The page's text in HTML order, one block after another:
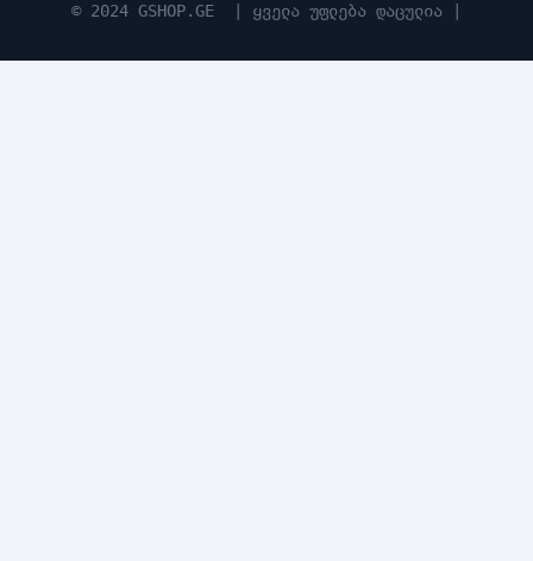
© 2024 GSHOP.GE | ყველა უფლება დაცულია |